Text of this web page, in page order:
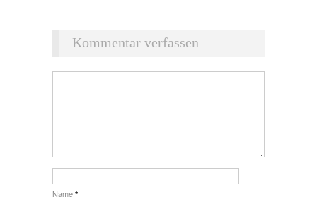
Kommentar verfassen
Name *